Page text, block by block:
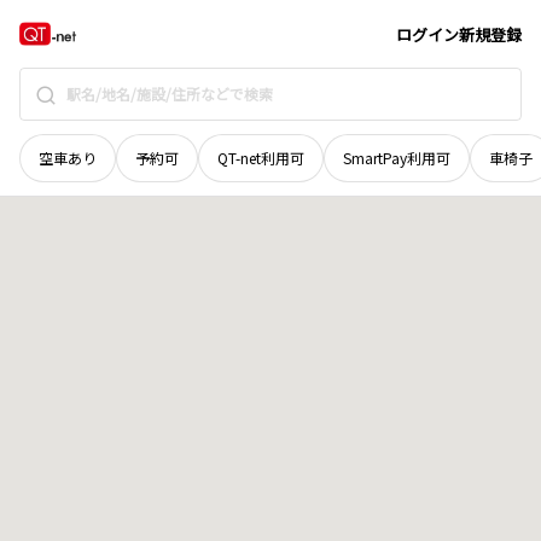
ログイン新規登録
空車あり 予約可 QT-net利用可 SmartPay利用可 車椅子
北海道